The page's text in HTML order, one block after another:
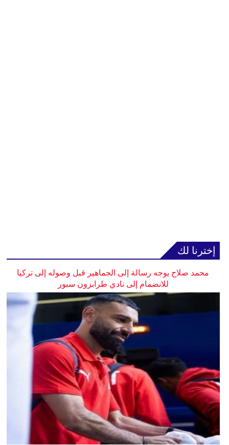
إخترنا لك
محمد صلاح يوجه رسالة إلى الجماهير قبل وصوله إلى تركيا
للانضمام إلى نادي طرابزون سبور